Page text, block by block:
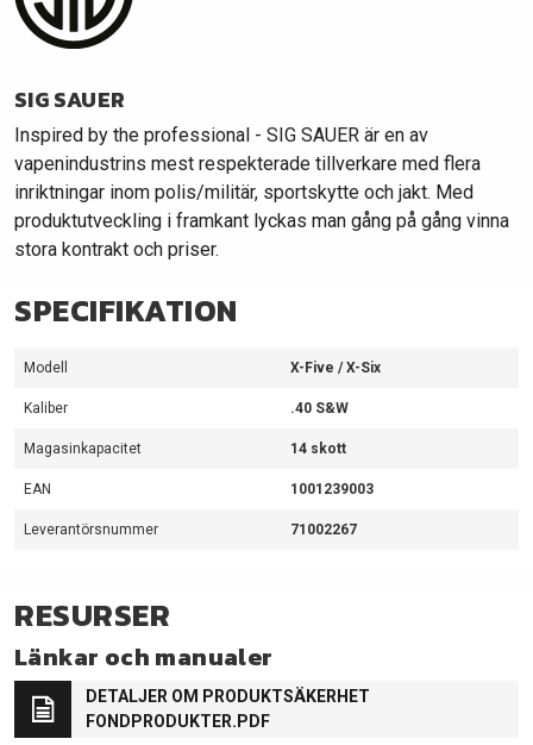
SIG SAUER
Inspired by the professional - SIG SAUER är en av
vapenindustrins mest respekterade tillverkare med flera
inriktningar inom polis/militär, sportskytte och jakt. Med
produktutveckling i framkant lyckas man gång på gång vinna
stora kontrakt och priser.
SPECIFIKATION
Modell X-Five / X-Six
Kaliber .40 S&W
Magasinkapacitet 14 skott
EAN 1001239003
Leverantörsnummer 71002267
RESURSER
Länkar och manualer
DETALJER OM PRODUKTSÄKERHET
FONDPRODUKTER.PDF